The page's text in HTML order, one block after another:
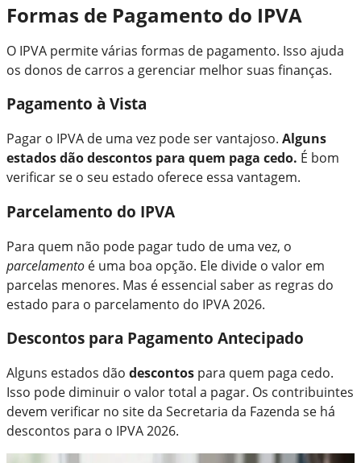
Formas de Pagamento do IPVA
O IPVA permite várias formas de pagamento. Isso ajuda
os donos de carros a gerenciar melhor suas finanças.
Pagamento à Vista
Pagar o IPVA de uma vez pode ser vantajoso. Alguns
estados dão descontos para quem paga cedo. É bom
verificar se o seu estado oferece essa vantagem.
Parcelamento do IPVA
Para quem não pode pagar tudo de uma vez, o
parcelamento é uma boa opção. Ele divide o valor em
parcelas menores. Mas é essencial saber as regras do
estado para o parcelamento do IPVA 2026.
Descontos para Pagamento Antecipado
Alguns estados dão descontos para quem paga cedo.
Isso pode diminuir o valor total a pagar. Os contribuintes
devem verificar no site da Secretaria da Fazenda se há
descontos para o IPVA 2026.